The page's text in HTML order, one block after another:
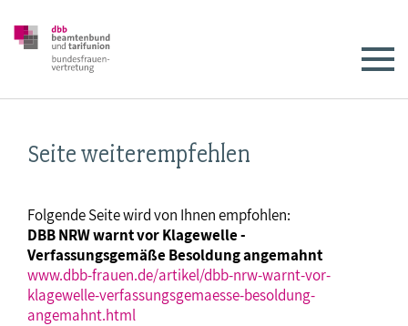
Seite weiterempfehlen
Folgende Seite wird von Ihnen empfohlen:
DBB NRW warnt vor Klagewelle -
Verfassungsgemäße Besoldung angemahnt
www.dbb-frauen.de/artikel/dbb-nrw-warnt-vor-
klagewelle-verfassungsgemaesse-besoldung-
angemahnt.html